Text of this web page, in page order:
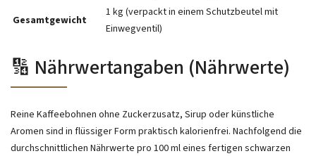
Gesamtgewicht
1 kg (verpackt in einem Schutzbeutel mit
Einwegventil)
🔢 Nährwertangaben (Nährwerte)
Reine Kaffeebohnen ohne Zuckerzusatz, Sirup oder künstliche
Aromen sind in flüssiger Form praktisch kalorienfrei. Nachfolgend die
durchschnittlichen Nährwerte pro 100 ml eines fertigen schwarzen